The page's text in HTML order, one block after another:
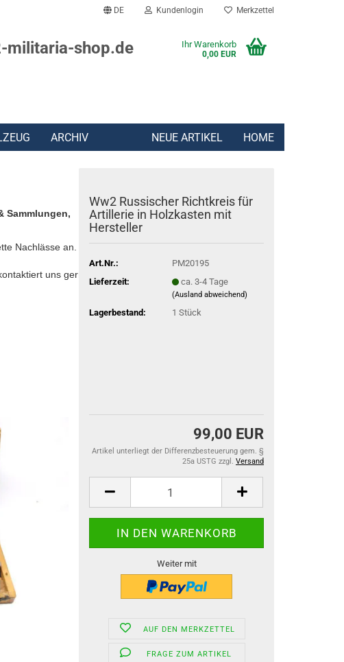
DE Kundenlogin Merkzettel
militaria-shop.de Ihr Warenkorb
0,00 EUR
ARCHIV NEUE ARTIKEL HOME
Sammlungen,
Nachlässe an.
uns gern:
Ww2 Russischer Richtkreis für
Artillerie in Holzkasten mit
Hersteller
Art.Nr.:
PM20195
Lieferzeit:
ca. 3-4 Tage
(Ausland abweichend)
Lagerbestand: 1Stück
99,00 EUR
Artikel unterliegt der Differenzbesteuerung gem. §
25a USTG zzgl. Versand
Weiter mit
AUF DEN MERKZETTEL
FRAGE ZUM ARTIKEL